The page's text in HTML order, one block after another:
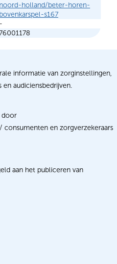
noord-holland/beter-horen-
bovenkarspel-s167
-
informatie van zorginstellingen,
audiciensbedrijven.
door
consumenten en zorgverzekeraars
aan het publiceren van